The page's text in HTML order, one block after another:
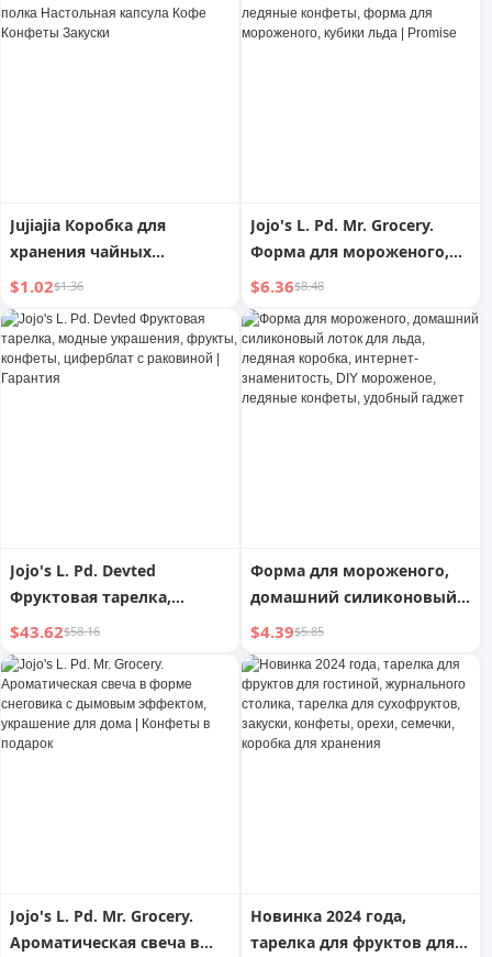
Jujiajia Коробка для
хранения чайных
пакетиков Кухонная
офисная полка Настольная
капсула Кофе Конфеты
Закуски
$1.02$1.36
Jojo's L. Pd. Mr. Grocery.
Форма для мороженого,
замороженные эскимо,
ледяные конфеты, форма
для мороженого, кубики
льда | Promise
$6.36$8.48
Jojo's L. Pd. Devted
Фруктовая тарелка,
модные украшения,
фрукты, конфеты,
циферблат с раковиной |
Гарантия
$43.62$58.16
Форма для мороженого,
домашний силиконовый
лоток для льда, ледяная
коробка, интернет-
знаменитость, DIY
мороженое, ледяные
конфеты, удобный гаджет
$4.39$5.85
Jojo's L. Pd. Mr. Grocery.
Ароматическая свеча в
Новинка 2024 года,
тарелка для фруктов для